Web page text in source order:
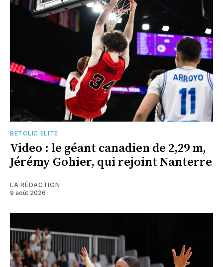
BETCLIC ELITE
Video : le géant canadien de 2,29 m,
Jérémy Gohier, qui rejoint Nanterre
LA RÉDACTION
9 août 2026